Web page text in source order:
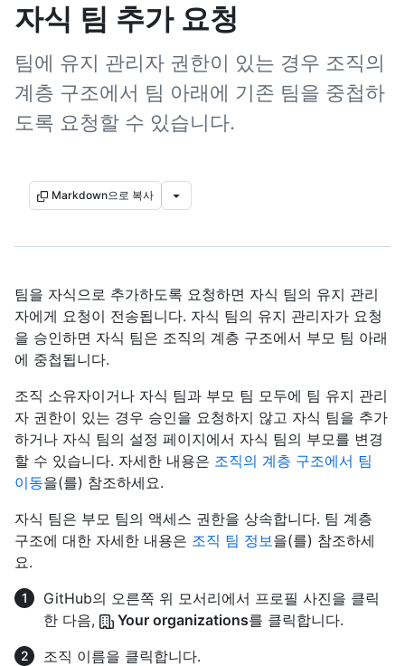
자식 팀 추가 요청
팀에 유지 관리자 권한이 있는 경우 조직의
계층 구조에서 팀 아래에 기존 팀을 중첩하
도록 요청할 수 있습니다.
Markdown으로 복사
팀을 자식으로 추가하도록 요청하면 자식 팀의 유지 관리
자에게 요청이 전송됩니다. 자식 팀의 유지 관리자가 요청
을 승인하면 자식 팀은 조직의 계층 구조에서 부모 팀 아래
에 중첩됩니다.
조직 소유자이거나 자식 팀과 부모 팀 모두에 팀 유지 관리
자 권한이 있는 경우 승인을 요청하지 않고 자식 팀을 추가
하거나 자식 팀의 설정 페이지에서 자식 팀의 부모를 변경
할 수 있습니다. 자세한 내용은 조직의 계층 구조에서 팀
이동을(를) 참조하세요.
자식 팀은 부모 팀의 액세스 권한을 상속합니다. 팀 계층
구조에 대한 자세한 내용은 조직 팀 정보을(를) 참조하세
요.
GitHub의 오른쪽 위 모서리에서 프로필 사진을 클릭
한 다음,
Your organizations를 클릭합니다.
조직 이름을 클릭합니다.